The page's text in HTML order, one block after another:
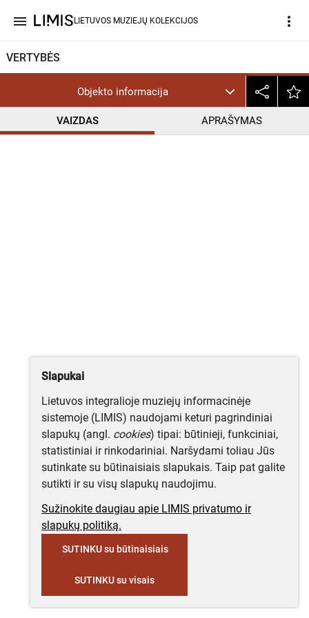
menu LIETUVOS MUZIEJŲ KOLEKCIJOS more_vert
VERTYBĖS
Objekto informacija
VAIZDAS APRAŠYMAS
CC BY-NC
Slapukai
Lietuvos integralioje muziejų informacinėje
sistemoje (LIMIS) naudojami keturi pagrindiniai
slapukų (angl. cookies) tipai: būtinieji, funkciniai,
statistiniai ir rinkodariniai. Naršydami toliau Jūs
sutinkate su būtinaisiais slapukais. Taip pat galite
sutikti ir su visų slapukų naudojimu.
Sužinokite daugiau apie LIMIS privatumo ir
slapukų politiką.
SUTINKU su būtinaisiais
SUTINKU su visais